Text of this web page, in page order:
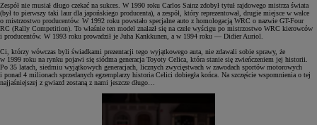
Zespół nie musiał długo czekać na sukces. W 1990 roku Carlos Sainz zdobył tytuł rajdowego mistrza świata
(był to pierwszy taki laur dla japońskiego producenta), a zespół, który reprezentował, drugie miejsce w walce
o mistrzostwo producentów. W 1992 roku powstało specjalne auto z homologacją WRC o nazwie GT-Four
RC (Rally Competition). To właśnie ten model znalazł się na czele wyścigu po mistrzostwo WRC kierowców
i producentów. W 1993 roku prowadził je Juha Kankkunen, a w 1994 roku — Didier Auriol.
Ci, którzy wówczas byli świadkami prezentacji tego wyjątkowego auta, nie zdawali sobie sprawy, że
w 1999 roku na rynku pojawi się siódma generacja Toyoty Celica, która stanie się zwieńczeniem jej historii.
Po 35 latach, siedmiu wyjątkowych generacjach, licznych zwycięstwach w zawodach sportów motorowych
i ponad 4 milionach sprzedanych egzemplarzy historia Celici dobiegła końca. Na szczęście wspomnienia o tej
najjaśniejszej z gwiazd zostaną z nami jeszcze długo…